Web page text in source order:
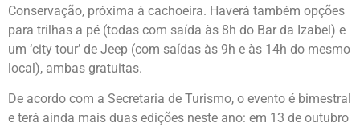
Conservação, próxima à cachoeira. Haverá também opções
para trilhas a pé (todas com saída às 8h do Bar da Izabel) e
um ‘city tour’ de Jeep (com saídas às 9h e às 14h do mesmo
local), ambas gratuitas.
De acordo com a Secretaria de Turismo, o evento é bimestral
e terá ainda mais duas edições neste ano: em 13 de outubro